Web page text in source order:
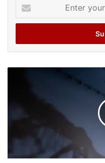
your
Email